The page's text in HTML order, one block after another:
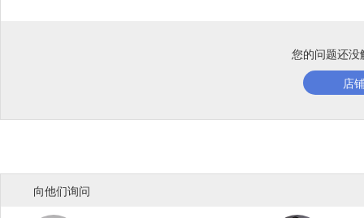
您的问题还
店
向他们询问